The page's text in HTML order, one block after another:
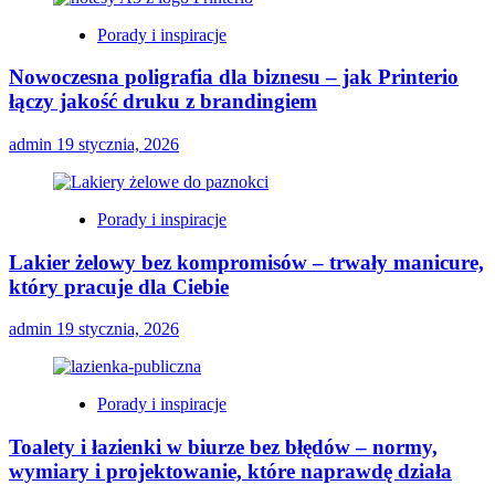
Porady i inspiracje
Nowoczesna poligrafia dla biznesu – jak Printerio
łączy jakość druku z brandingiem
admin 19 stycznia, 2026
Porady i inspiracje
Lakier żelowy bez kompromisów – trwały manicure,
który pracuje dla Ciebie
admin 19 stycznia, 2026
Porady i inspiracje
Toalety i łazienki w biurze bez błędów – normy,
wymiary i projektowanie, które naprawdę działa